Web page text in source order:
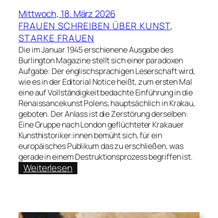
Mittwoch, 18. März 2026
FRAUEN SCHREIBEN ÜBER KUNST
STARKE FRAUEN
Die im Januar 1945 erschienene Ausgabe des
Burlington Magazine stellt sich einer paradoxen
Aufgabe: Der englischsprachigen Leserschaft wird,
wie es in der Editorial Notice heißt, zum ersten Mal
eine auf Vollständigkeit bedachte Einführung in die
Renaissancekunst Polens, hauptsächlich in Krakau,
geboten. Der Anlass ist die Zerstörung derselben:
Eine Gruppe nach London geflüchteter Krakauer
Kunsthistoriker:innen bemüht sich, für ein
europäisches Publikum das zu erschließen, was
gerade in einem Destruktionsprozess begriffen ist.
Weiterlesen: